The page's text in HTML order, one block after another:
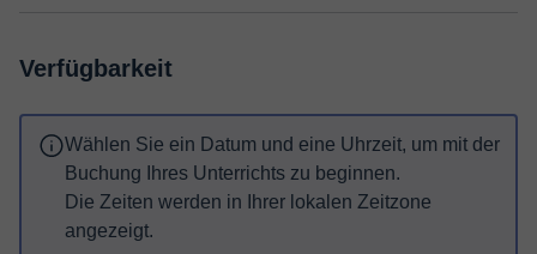
Verfügbarkeit
Wählen Sie ein Datum und eine Uhrzeit, um mit der
Buchung Ihres Unterrichts zu beginnen.
Die Zeiten werden in Ihrer lokalen Zeitzone
angezeigt.